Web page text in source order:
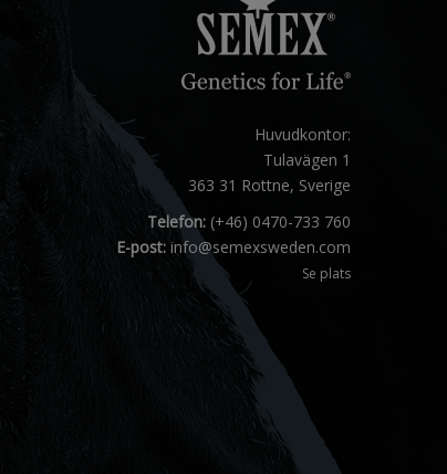
Huvudkontor:
Tulavägen 1
363 31 Rottne, Sverige
Telefon:(+46) 0470-733 760
E-post: info@semexsweden.com
Se plats